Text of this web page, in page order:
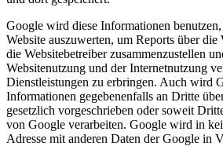
Google wird diese Informationen
Website auszuwerten, um Reports über
die Websitebetreiber zusammenzustellen
Websitenutzung und der Internetnutzung
Dienstleistungen zu erbringen. Auch wird
Informationen gegebenenfalls an Dritte
gesetzlich vorgeschrieben oder soweit
von Google verarbeiten. Google wird in
Adresse mit anderen Daten der Google in